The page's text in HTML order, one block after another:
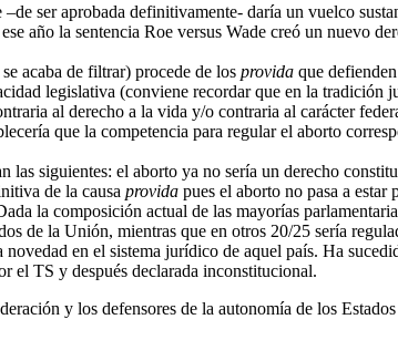
ser aprobada definitivamente- daría un vuelco
año la sentencia Roe versus Wade creó un nuevo
acaba de filtrar) procede de los provida que
legislativa (conviene recordar que en la
al derecho a la vida y/o contraria al carácter
que la competencia para regular el aborto
las siguientes: el aborto ya no sería un derecho
de la causa provida pues el aborto no pasa a
la composición actual de las mayorías
de la Unión, mientras que en otros 20/25 sería
en el sistema jurídico de aquel país. Ha
el TS y después declarada inconstitucional.
y los defensores de la autonomía de los